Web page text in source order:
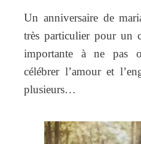
Un anniversaire de
très particulier pour un
importante à ne pas
célébrer l’amour et
plusieurs…